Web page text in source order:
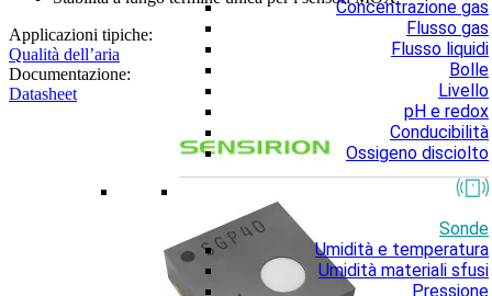
Concentrazione gas
Flusso gas
Flusso liquidi
Bolle
Livello
pH e redox
Conducibilità
Ossigeno disciolto
Sonde
Umidità e temperatura
Umidità materiali sfusi
Pressione
Applicazioni tipiche:
Qualità dell’aria
Documentazione:
Datasheet